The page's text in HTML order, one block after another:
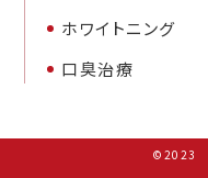
ホワイトニング
口臭治療
©2023